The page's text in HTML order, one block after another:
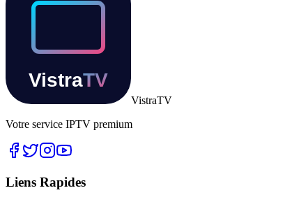
VistraTV
Votre service IPTV premium
Liens Rapides